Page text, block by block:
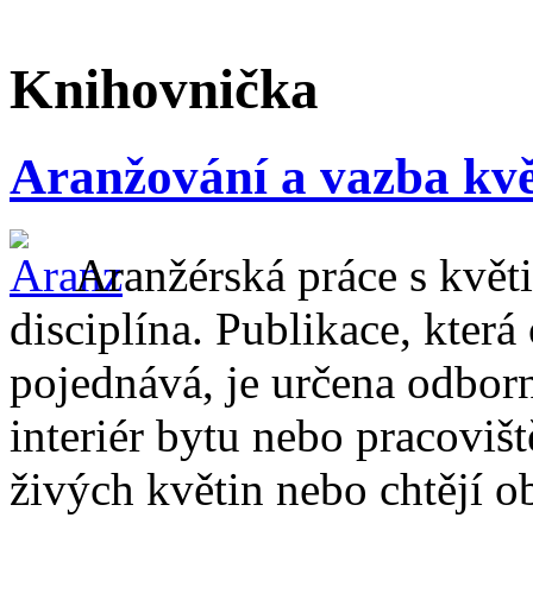
Knihovnička
Aranžování a vazba
Aranžérská práce s
disciplína. Publikace,
pojednává, je určena
interiér bytu nebo
živých květin nebo chtějí